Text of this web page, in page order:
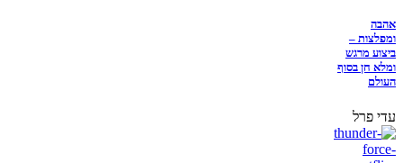
אהבה
ומפלצות –
ביצוע מרגש
ומלא חן בסוף
העולם
עדי פרל